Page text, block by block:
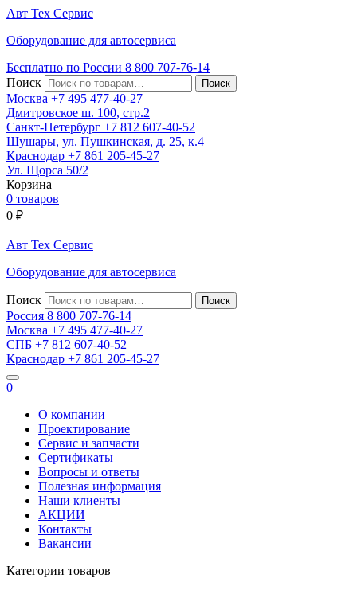
Авт Тех Сервис
Оборудование для автосервиса
Бесплатно по России 8 800 707-76-14
Поиск
Москва +7 495 477-40-27
Дмитровское ш. 100, стр.2
Санкт-Петербург +7 812 607-40-52
Шушары, ул. Пушкинская, д. 25, к.4
Краснодар +7 861 205-45-27
Ул. Щорса 50/2
Корзина
0 товаров
0 ₽
Авт Тех Сервис
Оборудование для автосервиса
Поиск
Россия 8 800 707-76-14
Москва +7 495 477-40-27
СПБ +7 812 607-40-52
Краснодар +7 861 205-45-27
0
О компании
Проектирование
Сервис и запчасти
Сертификаты
Вопросы и ответы
Полезная информация
Наши клиенты
АКЦИИ
Контакты
Вакансии
Категории товаров